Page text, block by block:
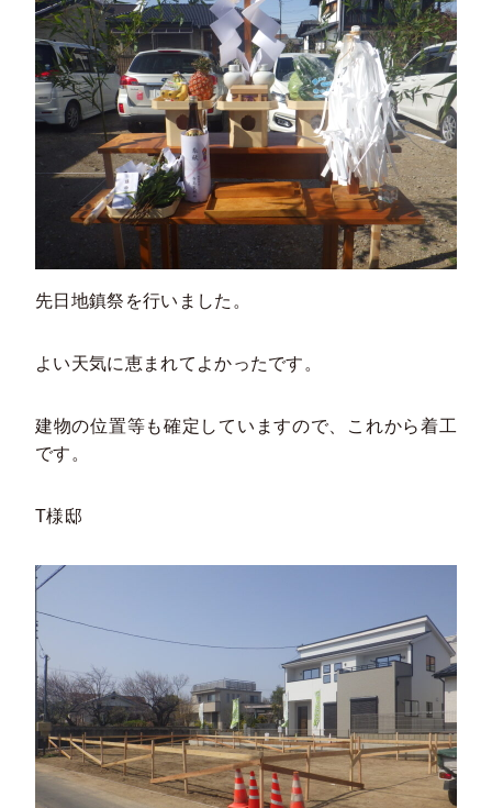
先日地鎮祭を行いました。
よい天気に恵まれてよかったです。
建物の位置等も確定していますので、これから着工
です。
T様邸